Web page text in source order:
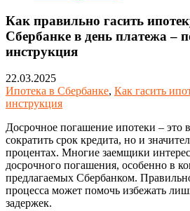
Как правильно гасить
Сбербанке в день платежа –
инструкция
22.03.2025
Ипотека в Сбербанке, Как гасить
инструкция
Досрочное погашение ипотеки – это
сократить срок кредита, но и
процентах. Многие заемщики
досрочного погашения, особенно в
предлагаемых Сбербанком.
процесса может помочь избежать
задержек.